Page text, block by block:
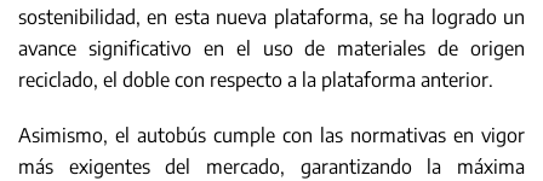
sostenibilidad, en esta nueva plataforma, se ha logrado un
avance significativo en el uso de materiales de origen
reciclado, el doble con respecto a la plataforma anterior.
Asimismo, el autobús cumple con las normativas en vigor
más exigentes del mercado, garantizando la máxima